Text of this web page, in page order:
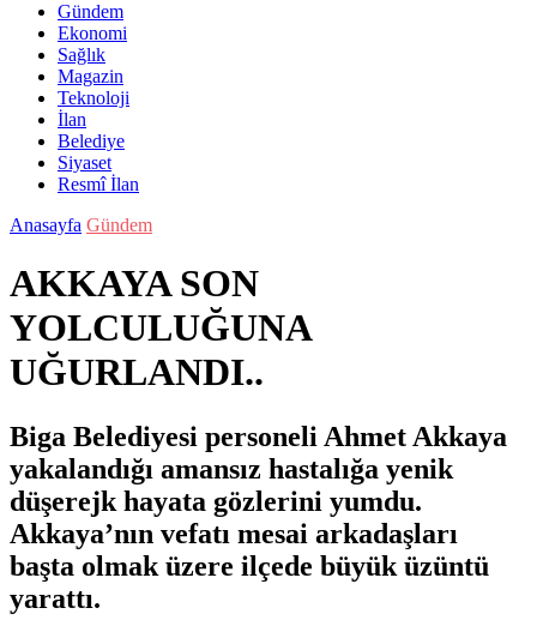
Gündem
Ekonomi
Sağlık
Magazin
Teknoloji
İlan
Belediye
Siyaset
Resmî İlan
Anasayfa Gündem
AKKAYA SON
YOLCULUĞUNA
UĞURLANDI..
Biga Belediyesi personeli Ahmet Akkaya
yakalandığı amansız hastalığa yenik
düşerejk hayata gözlerini yumdu.
Akkaya’nın vefatı mesai arkadaşları
başta olmak üzere ilçede büyük üzüntü
yarattı.